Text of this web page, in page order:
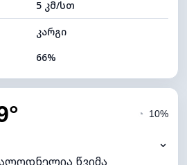
7680 მ
5 კმ/სთ
კარგი
66%
10 კმ
◔ 10%
⌄
წვიმა